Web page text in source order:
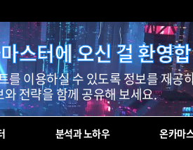
스터에 오신 걸 환영
이용하실 수 있도록 정보를 제공
전략을 함께 공유해 보세요.
분석과 노하우 온카마